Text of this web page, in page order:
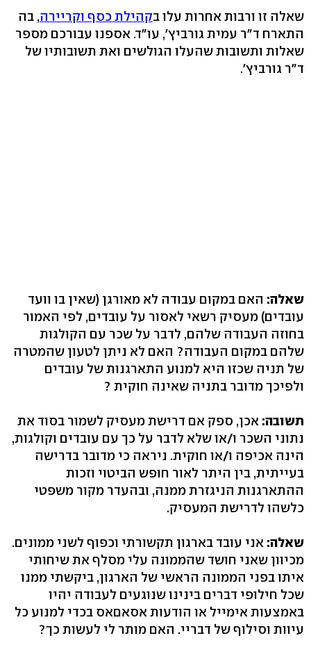
שאלה זו ורבות אחרות עלו בקהילת כסף וקריירה, בה
התארח ד"ר עמית גורביץ', עו"ד. אספנו עבורכם מספר
שאלות ותשובות שהעלו הגולשים ואת תשובותיו של
ד"ר גורביץ'.
שאלה: האם במקום עבודה לא מאורגן (שאין בו וועד
עובדים) מעסיק רשאי לאסור על עובדים, לפי האמור
בחוזה העבודה שלהם, לדבר על שכר עם הקולגות
שלהם במקום העבודה? האם לא ניתן לטעון שהמטרה
של תניה שכזו היא למנוע התארגנות של עובדים
ולפיכך מדובר בתניה שאינה חוקית ?
תשובה: אכן, ספק אם דרישת מעסיק לשמור בסוד את
נתוני השכר ו/או שלא לדבר על כך עם עובדים וקולגות,
הינה אכיפה ו/או חוקית. ניראה כי מדובר בדרישה
בעייתית, בין היתר לאור חופש הביטוי וזכות
ההתארגנות הניגזרת ממנה, ובהעדר מקור משפטי
כלשהו לדרישת המעסיק.
שאלה: אני עובד בארגון תקשורתי וכפוף לשני ממונים.
מכיוון שאני חושד שהממונה עלי מסלף את שיחותי
איתו בפני הממונה הראשי של הארגון, ביקשתי ממנו
שכל חילופי דברים בינינו שנוגעים לעבודה יהיו
באמצעות אימייל או הודעות אסאםאס בכדי למנוע כל
עיוות וסילוף של דבריי. האם מותר לי לעשות כך?